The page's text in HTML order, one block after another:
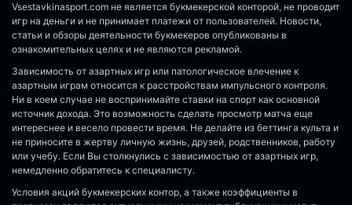
Vsestavkinasport.com не является букмекерской конторой, не проводит
игр на деньги и не принимает платежи от пользователей. Новости,
статьи и обзоры деятельности букмекеров опубликованы в
ознакомительных целях и не являются рекламой.
Зависимость от азартных игр или патологическое влечение к
азартным играм относится к расстройствам импульсного контроля.
Ни в коем случае не воспринимайте ставки на спорт как основной
источник дохода. Это возможность сделать просмотр матча еще
интереснее и весело провести время. Не делайте из беттинга культа и
не приносите в жертву личную жизнь, друзей, родственников, работу
или учебу. Если Вы столкнулись с зависимостью от азартных игр,
немедленно обратитесь к специалисту.
Условия акций букмекерских контор, а также коэффициенты в